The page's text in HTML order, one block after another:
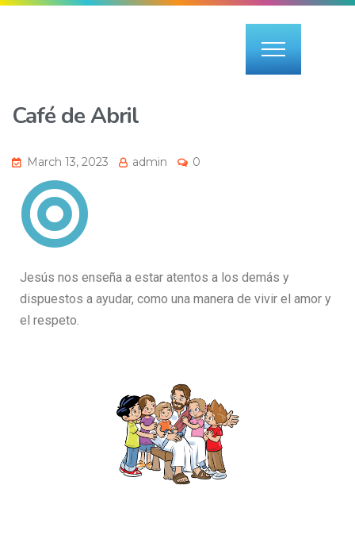
Café de Abril
March 13, 2023 admin 0
Jesús nos enseña a estar atentos a los demás y
dispuestos a ayudar, como una manera de vivir el amor y
el respeto.